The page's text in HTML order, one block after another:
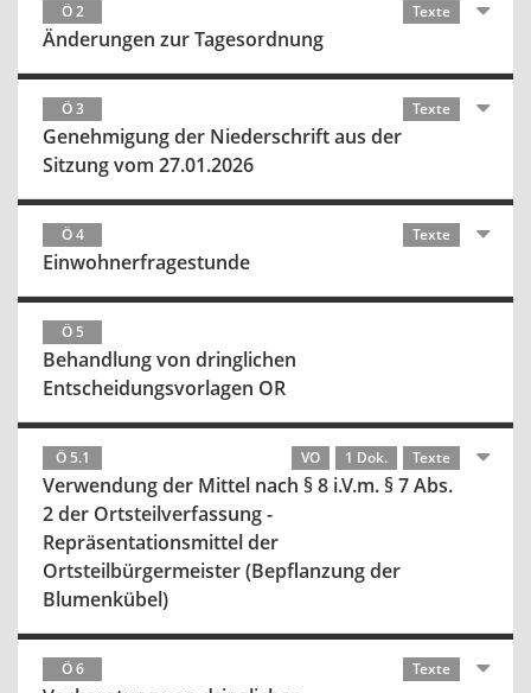
Ö 2 Texte
Änderungen zur Tagesordnung
Ö 3 Texte
Genehmigung der Niederschrift aus der
Sitzung vom 27.01.2026
Ö 4 Texte
Einwohnerfragestunde
Ö 5
Behandlung von dringlichen
Entscheidungsvorlagen OR
Ö 5.1 VO 1 Dok. Texte
Verwendung der Mittel nach § 8 i.V.m. § 7 Abs.
2 der Ortsteilverfassung -
Repräsentationsmittel der
Ortsteilbürgermeister (Bepflanzung der
Blumenkübel)
Ö 6 Texte